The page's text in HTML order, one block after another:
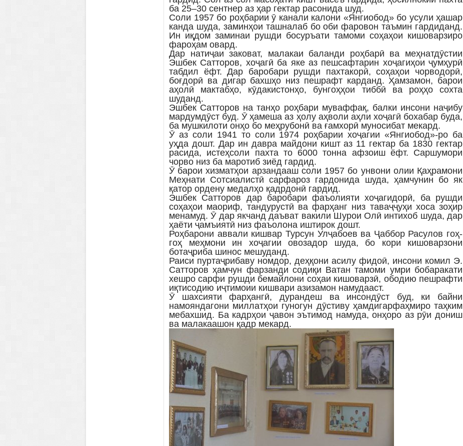
ба 25–30 сентнер аз ҳар гектар расонида шуд.
Соли 1957 бо роҳбарии ӯ канали калони «Янгиобод» бо усули ҳашар
канда шуда, заминҳои ташналаб бо оби фаровон таъмин гардиданд.
Ин иқдом заминаи рушди босуръати тамоми соҳаҳои кишоварзиро
фароҳам овард.
Дар натиҷаи заковат, малакаи баланди роҳбарӣ ва меҳнатдӯстии
Эшбек Сатторов, хоҷагӣ ба яке аз пешсафтарин хоҷагиҳои ҷумҳурӣ
табдил ёфт. Дар баробари рушди пахтакорӣ, соҳаҳои чорводорӣ,
боғдорӣ ва дигар бахшҳо низ пешрафт карданд. Ҳамзамон, барои
аҳолӣ мактабҳо, кӯдакистонҳо, бунгоҳҳои тиббӣ ва роҳҳо сохта
шуданд.
Эшбек Сатторов на танҳо роҳбари муваффақ, балки инсони наҷибу
мардумдӯст буд. Ӯ ҳамеша аз ҳолу аҳволи аҳли хоҷагӣ бохабар буда,
ба мушкилоти онҳо бо меҳрубонӣ ва ғамхорӣ муносибат мекард.
Ӯ аз соли 1941 то соли 1974 роҳбарии хоҷагии «Янгиобод»-ро ба
уҳда дошт. Дар ин давра майдони кишт аз 11 гектар ба 1830 гектар
расида, истеҳсоли пахта то 6000 тонна афзоиш ёфт. Саршумори
чорво низ ба маротиб зиёд гардид.
Ӯ барои хизматҳои арзандааш соли 1957 бо унвони олии Қаҳрамони
Меҳнати Сотсиалистӣ сарфароз гардонида шуда, ҳамчунин бо як
қатор ордену медалҳо қадрдонӣ гардид.
Эшбек Сатторов дар баробари фаъолияти хоҷагидорӣ, ба рушди
соҳаҳои маориф, тандурустӣ ва фарҳанг низ таваҷҷуҳи хоса зоҳир
менамуд. Ӯ дар якчанд даъват вакили Шурои Олӣ интихоб шуда, дар
ҳаёти ҷамъиятӣ низ фаъолона иштирок дошт.
Роҳбарони аввали кишвар Турсун Улҷабоев ва Ҷаббор Расулов гоҳ-
гоҳ меҳмони ин хоҷагии овозадор шуда, бо кори кишоварзони
ботаҷриба шинос мешуданд.
Раиси пуртаҷрибаву номдор, деҳқони асилу фидоӣ, инсони комил Э.
Сатторов ҳамчун фарзанди содиқи Ватан тамоми умри бобаракати
хешро сарфи рушди бемайлони соҳаи кишоварзӣ, ободию пешрафти
иқтисодию иҷтимоии кишвари азизамон намудааст.
Ӯ шахсияти фарҳангӣ, дурандеш ва инсондӯст буд, ки байни
намояндагони миллатҳои гуногун дӯстиву ҳамдигарфаҳмиро таҳким
мебахшид. Ба кадрҳои ҷавон эътимод намуда, онҳоро аз рӯи дониш
ва малакаашон қадр мекард.